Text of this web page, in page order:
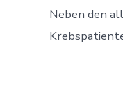
Neben den